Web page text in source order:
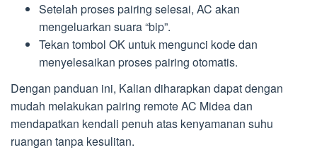
Setelah proses pairing selesai, AC akan
mengeluarkan suara “bip”.
Tekan tombol OK untuk mengunci kode dan
menyelesaikan proses pairing otomatis.
Dengan panduan ini, Kalian diharapkan dapat dengan
mudah melakukan pairing remote AC Midea dan
mendapatkan kendali penuh atas kenyamanan suhu
ruangan tanpa kesulitan.